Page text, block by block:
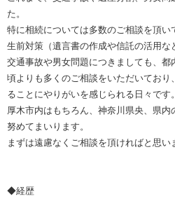
た。
特に相続については多数のご相談を頂
生前対策（遺言書の作成や信託の活用な
交通事故や男女問題につきましても、都
頃よりも多くのご相談をいただいてお
ることにやりがいを感じられる日々です。
厚木市内はもちろん、神奈川県央、県内
努めてまいります。
まずは遠慮なくご相談を頂ければと思い
◆経歴